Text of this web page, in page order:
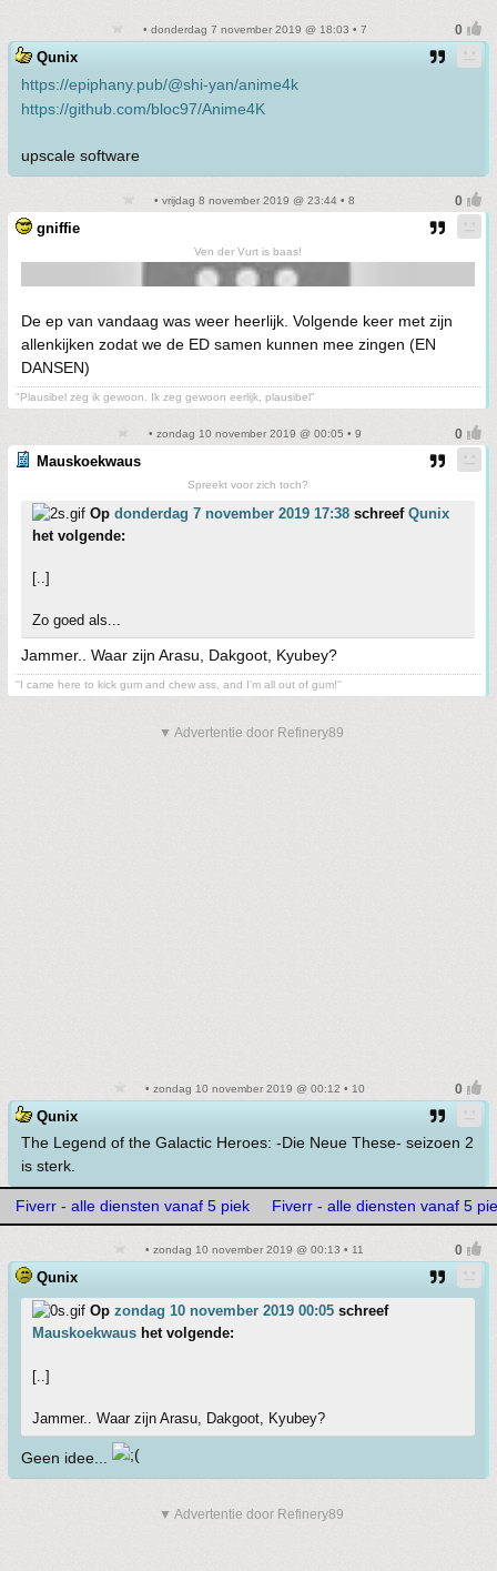
• donderdag 7 november 2019 @ 18:03 • 7
Qunix
https://epiphany.pub/@shi-yan/anime4k
https://github.com/bloc97/Anime4K
upscale software
• vrijdag 8 november 2019 @ 23:44 • 8
gniffie
Ven der Vurt is baas!
De ep van vandaag was weer heerlijk. Volgende keer met zijn
allenkijken zodat we de ED samen kunnen mee zingen (EN
DANSEN)
"Plausibel zeg ik gewoon. Ik zeg gewoon eerlijk, plausibel"
• zondag 10 november 2019 @ 00:05 • 9
Mauskoekwaus
Spreekt voor zich toch?
Op donderdag 7 november 2019 17:38 schreef Qunix
het volgende:
[..]
Zo goed als...
Jammer.. Waar zijn Arasu, Dakgoot, Kyubey?
''I came here to kick gum and chew ass, and I'm all out of gum!''
▼ Advertentie door Refinery89
• zondag 10 november 2019 @ 00:12 • 10
Qunix
The Legend of the Galactic Heroes: -Die Neue These- seizoen 2
is sterk.
Fiverr - alle diensten vanaf 5 piek Fiverr - alle diensten vanaf 5
• zondag 10 november 2019 @ 00:13 • 11
Qunix
Op zondag 10 november 2019 00:05 schreef
Mauskoekwaus het volgende:
[..]
Jammer.. Waar zijn Arasu, Dakgoot, Kyubey?
Geen idee...
▼ Advertentie door Refinery89